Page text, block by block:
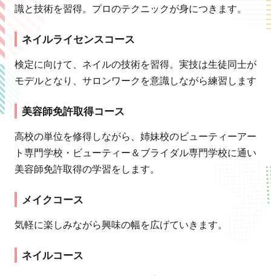
識と技術を習得。プロのテクニックが身につきます。
ネイルライセンスコース
検定に向けて、ネイルの技術を習得。実技は生徒同士が
モデルとなり、サロンワークを意識しながら練習します
美容師免許取得コース
高校の単位を修得しながら、姉妹校のビューティーアー
ト専門学校・ビューティー＆ブライダル専門学校に通い
美容師免許取得の学習をします。
メイクコース
気軽に楽しみながら興味の幅を広げていきます。
ネイルコース